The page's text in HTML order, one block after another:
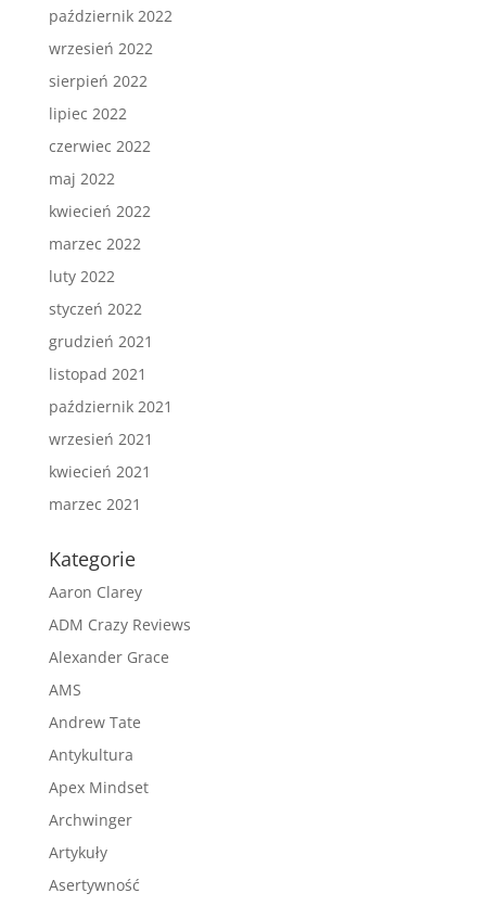
październik 2022
wrzesień 2022
sierpień 2022
lipiec 2022
czerwiec 2022
maj 2022
kwiecień 2022
marzec 2022
luty 2022
styczeń 2022
grudzień 2021
listopad 2021
październik 2021
wrzesień 2021
kwiecień 2021
marzec 2021
Kategorie
Aaron Clarey
ADM Crazy Reviews
Alexander Grace
AMS
Andrew Tate
Antykultura
Apex Mindset
Archwinger
Artykuły
Asertywność